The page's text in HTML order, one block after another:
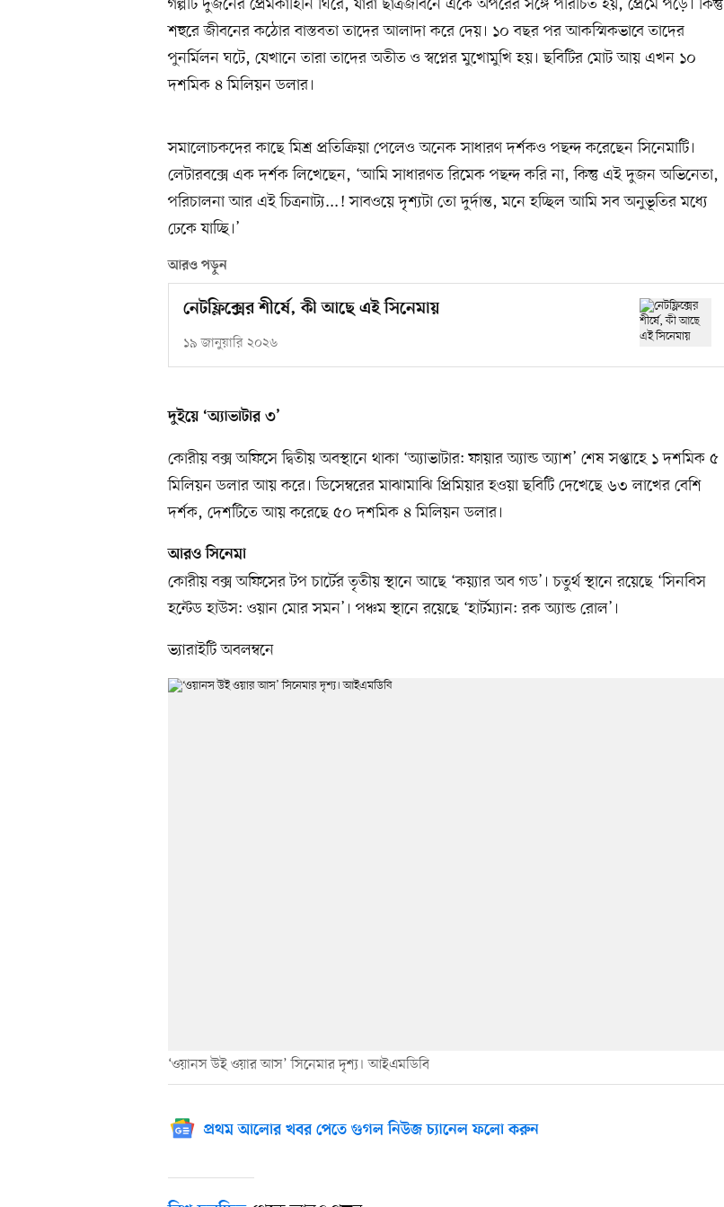
গল্পটি দুজনের প্রেমকাহিনি ঘিরে, যারা ছাত্রজীবনে একে অপরের সঙ্গে পরিচিত হয়, প্রেমে পড়ে। কিন্তু
শহুরে জীবনের কঠোর বাস্তবতা তাদের আলাদা করে দেয়। ১০ বছর পর আকস্মিকভাবে তাদের
পুনর্মিলন ঘটে, যেখানে তারা তাদের অতীত ও স্বপ্নের মুখোমুখি হয়। ছবিটির মোট আয় এখন ১০
দশমিক ৪ মিলিয়ন ডলার।
সমালোচকদের কাছে মিশ্র প্রতিক্রিয়া পেলেও অনেক সাধারণ দর্শকও পছন্দ করেছেন সিনেমাটি।
লেটারবক্সে এক দর্শক লিখেছেন, ‘আমি সাধারণত রিমেক পছন্দ করি না, কিন্তু এই দুজন অভিনেতা,
পরিচালনা আর এই চিত্রনাট্য...! সাবওয়ে দৃশ্যটা তো দুর্দান্ত, মনে হচ্ছিল আমি সব অনুভূতির মধ্যে
ঢেকে যাচ্ছি।’
আরও পড়ুন
নেটফ্লিক্সের শীর্ষে, কী আছে এই সিনেমায়
১৯ জানুয়ারি ২০২৬
দুইয়ে ‘অ্যাভাটার ৩’
কোরীয় বক্স অফিসে দ্বিতীয় অবস্থানে থাকা ‘অ্যাভাটার: ফায়ার অ্যান্ড অ্যাশ’ শেষ সপ্তাহে ১ দশমিক ৫
মিলিয়ন ডলার আয় করে। ডিসেম্বরের মাঝামাঝি প্রিমিয়ার হওয়া ছবিটি দেখেছে ৬৩ লাখের বেশি
দর্শক, দেশটিতে আয় করেছে ৫০ দশমিক ৪ মিলিয়ন ডলার।
আরও সিনেমা
কোরীয় বক্স অফিসের টপ চার্টের তৃতীয় স্থানে আছে ‘কয়্যার অব গড’। চতুর্থ স্থানে রয়েছে ‘সিনবিস
হন্টেড হাউস: ওয়ান মোর সমন’। পঞ্চম স্থানে রয়েছে ‘হার্টম্যান: রক অ্যান্ড রোল’।
ভ্যারাইটি অবলম্বনে
‘ওয়ানস উই ওয়ার আস’ সিনেমার দৃশ্য। আইএমডিবি
প্রথম আলোর খবর পেতে গুগল নিউজ চ্যানেল ফলো করুন